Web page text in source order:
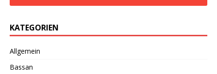
KATEGORIEN
Allgemein
Bassan